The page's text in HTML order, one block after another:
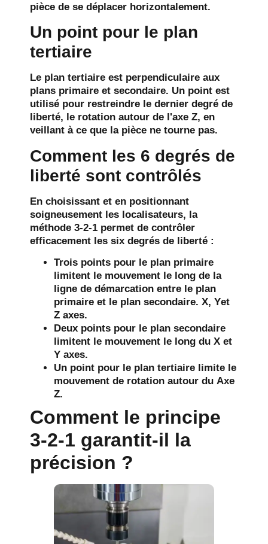
pièce de se déplacer horizontalement.
Un point pour le plan
tertiaire
Le plan tertiaire est perpendiculaire aux
plans primaire et secondaire. Un point est
utilisé pour restreindre le dernier degré de
liberté, le rotation autour de l'axe Z, en
veillant à ce que la pièce ne tourne pas.
Comment les 6 degrés de
liberté sont contrôlés
En choisissant et en positionnant
soigneusement les localisateurs, la
méthode 3-2-1 permet de contrôler
efficacement les six degrés de liberté :
Trois points pour le plan primaire
limitent le mouvement le long de la
ligne de démarcation entre le plan
primaire et le plan secondaire. X, Yet
Z axes.
Deux points pour le plan secondaire
limitent le mouvement le long du X et
Y axes.
Un point pour le plan tertiaire limite le
mouvement de rotation autour du Axe
Z.
Comment le principe
3-2-1 garantit-il la
précision ?